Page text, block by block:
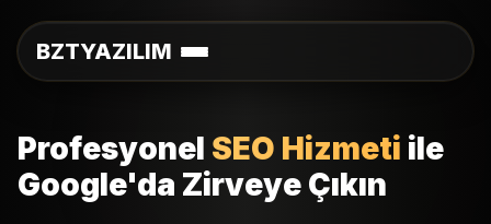
BZTYAZILIM
Profesyonel SEO Hizmeti ile
Google'da Zirveye Çıkın